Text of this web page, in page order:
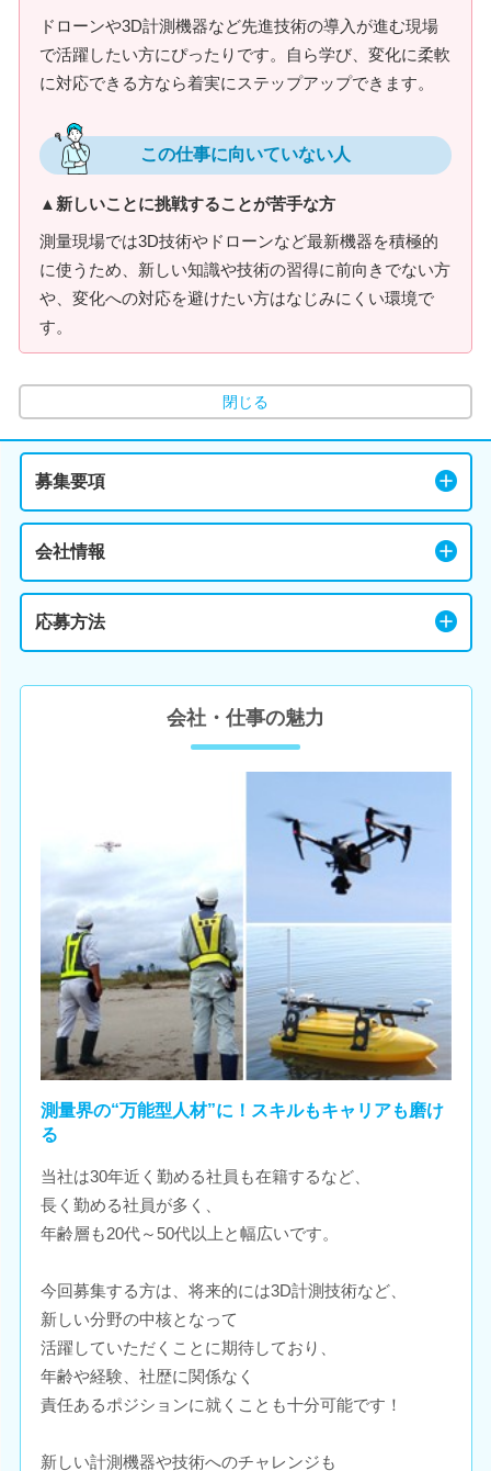
ドローンや3D計測機器など先進技術の導入が進む現場
で活躍したい方にぴったりです。自ら学び、変化に柔軟
に対応できる方なら着実にステップアップできます。
この仕事に向いていない人
▲新しいことに挑戦することが苦手な方
測量現場では3D技術やドローンなど最新機器を積極的
に使うため、新しい知識や技術の習得に前向きでない方
や、変化への対応を避けたい方はなじみにくい環境で
す。
閉じる
募集要項
会社情報
応募方法
会社・仕事の魅力
測量界の“万能型人材”に！スキルもキャリアも磨け
る
当社は30年近く勤める社員も在籍するなど、
長く勤める社員が多く、
年齢層も20代～50代以上と幅広いです。
今回募集する方は、将来的には3D計測技術など、
新しい分野の中核となって
活躍していただくことに期待しており、
年齢や経験、社歴に関係なく
責任あるポジションに就くことも十分可能です！
新しい計測機器や技術へのチャレンジも